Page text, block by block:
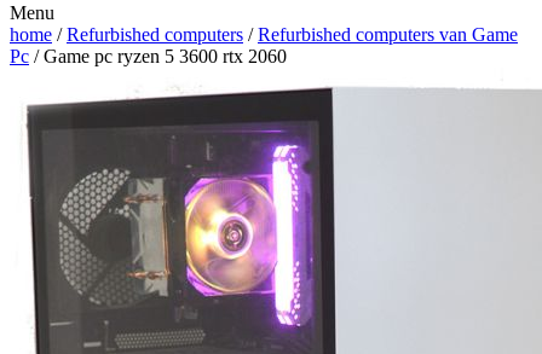
Menu
home /Refurbished computers /Refurbished computers van Game
Pc / Game pc ryzen 5 3600 rtx 2060